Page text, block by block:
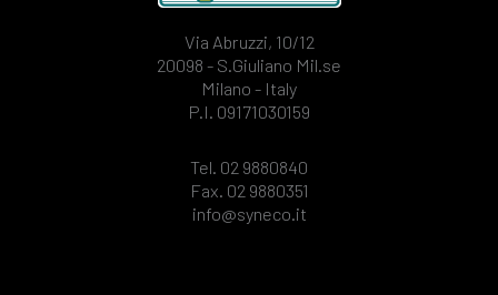
Via Abruzzi, 10/12
20098 - S.Giuliano Mil.se
Milano - Italy
P.I. 09171030159
Tel. 02 9880840
Fax. 02 9880351
info@syneco.it